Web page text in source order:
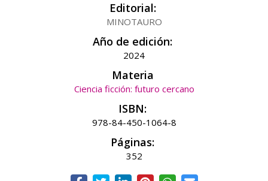
Editorial:
MINOTAURO
Año de edición:
2024
Materia
Ciencia ficción: futuro cercano
ISBN:
978-84-450-1064-8
Páginas:
352